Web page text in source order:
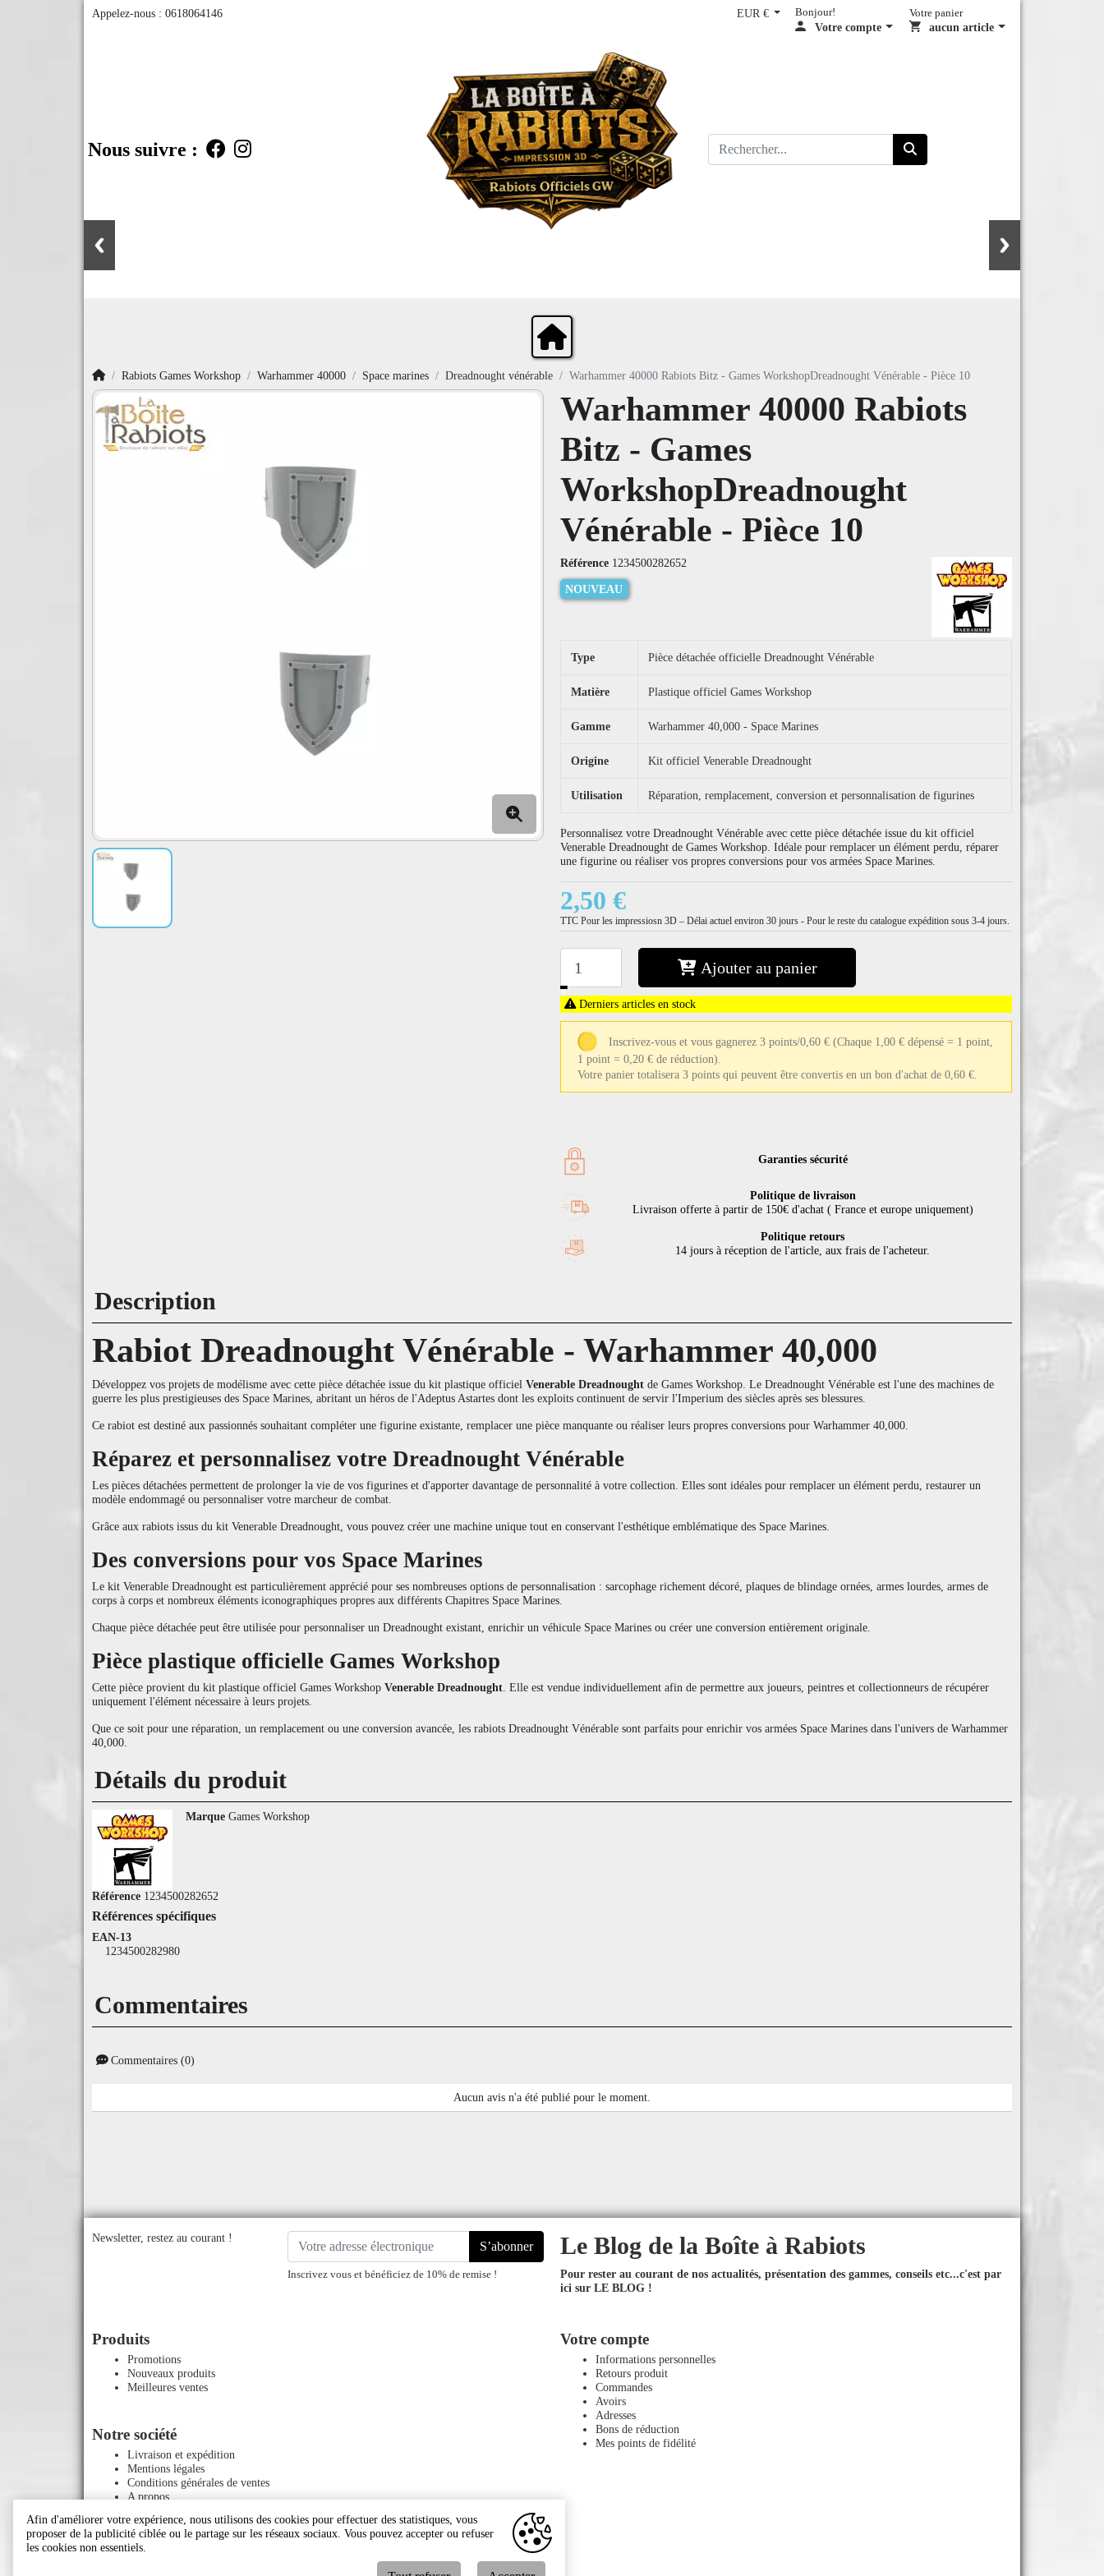
Appelez-nous : 0618064146 EUR € Bonjour!
Votre compte
Votre panier
aucun article
Nous suivre :
AccueilRabiots Games Workshop Warhammer 40000 Space marines Dreadnought vénérable Warhammer 40000 Rabiots Bitz - Games WorkshopDreadnought Vénérable - Pièce 10
Warhammer 40000 Rabiots
Bitz - Games
WorkshopDreadnought
Vénérable - Pièce 10
Référence 1234500282652
NOUVEAU
Type Pièce détachée officielle Dreadnought Vénérable
Matière Plastique officiel Games Workshop
Gamme Warhammer 40,000 - Space Marines
Origine Kit officiel Venerable Dreadnought
Utilisation Réparation, remplacement, conversion et personnalisation de figurines
Personnalisez votre Dreadnought Vénérable avec cette pièce détachée issue du kit officiel
Venerable Dreadnought de Games Workshop. Idéale pour remplacer un élément perdu, réparer
une figurine ou réaliser vos propres conversions pour vos armées Space Marines.
2,50 €
TTC Pour les impressiosn 3D – Délai actuel environ 30 jours - Pour le reste du catalogue expédition sous 3-4 jours.
+
−
Ajouter au panier
Derniers articles en stock
Inscrivez-vous et vous gagnerez 3 points/0,60 € (Chaque 1,00 € dépensé = 1 point,
1 point = 0,20 € de réduction).
Votre panier totalisera 3 points qui peuvent être convertis en un bon d'achat de 0,60 €.
Garanties sécurité
Politique de livraison
Livraison offerte à partir de 150€ d'achat ( France et europe uniquement)
Politique retours
14 jours à réception de l'article, aux frais de l'acheteur.
Description
Rabiot Dreadnought Vénérable - Warhammer 40,000
Développez vos projets de modélisme avec cette pièce détachée issue du kit plastique officiel Venerable Dreadnought de Games Workshop. Le Dreadnought Vénérable est l'une des machines de
guerre les plus prestigieuses des Space Marines, abritant un héros de l'Adeptus Astartes dont les exploits continuent de servir l'Imperium des siècles après ses blessures.
Ce rabiot est destiné aux passionnés souhaitant compléter une figurine existante, remplacer une pièce manquante ou réaliser leurs propres conversions pour Warhammer 40,000.
Réparez et personnalisez votre Dreadnought Vénérable
Les pièces détachées permettent de prolonger la vie de vos figurines et d'apporter davantage de personnalité à votre collection. Elles sont idéales pour remplacer un élément perdu, restaurer un
modèle endommagé ou personnaliser votre marcheur de combat.
Grâce aux rabiots issus du kit Venerable Dreadnought, vous pouvez créer une machine unique tout en conservant l'esthétique emblématique des Space Marines.
Des conversions pour vos Space Marines
Le kit Venerable Dreadnought est particulièrement apprécié pour ses nombreuses options de personnalisation : sarcophage richement décoré, plaques de blindage ornées, armes lourdes, armes de
corps à corps et nombreux éléments iconographiques propres aux différents Chapitres Space Marines.
Chaque pièce détachée peut être utilisée pour personnaliser un Dreadnought existant, enrichir un véhicule Space Marines ou créer une conversion entièrement originale.
Pièce plastique officielle Games Workshop
Cette pièce provient du kit plastique officiel Games Workshop Venerable Dreadnought . Elle est vendue individuellement afin de permettre aux joueurs, peintres et collectionneurs de récupérer
uniquement l'élément nécessaire à leurs projets.
Que ce soit pour une réparation, un remplacement ou une conversion avancée, les rabiots Dreadnought Vénérable sont parfaits pour enrichir vos armées Space Marines dans l'univers de Warhammer
40,000.
Détails du produit
Marque Games Workshop
Référence 1234500282652
Références spécifiques
EAN-13
1234500282980
Commentaires
Commentaires (0)
Aucun avis n'a été publié pour le moment.
Newsletter, restez au courant !
S’abonner
Inscrivez vous et bénéficiez de 10% de remise !
Le Blog de la Boîte à Rabiots
Pour rester au courant de nos actualités, présentation des gammes, conseils etc...c'est par
ici sur LE BLOG !
Produits
Promotions
Nouveaux produits
Meilleures ventes
Notre société
Livraison et expédition
Mentions légales
Conditions générales de ventes
A propos
Contactez-nous
Plan du site
Magasins
Votre compte
Informations personnelles
Retours produit
Commandes
Avoirs
Adresses
Bons de réduction
Mes points de fidélité
Afin d'améliorer votre expérience, nous utilisons des cookies pour effectuer des statistiques, vous
proposer de la publicité ciblée ou le partage sur les réseaux sociaux. Vous pouvez accepter ou refuser
les cookies non essentiels.